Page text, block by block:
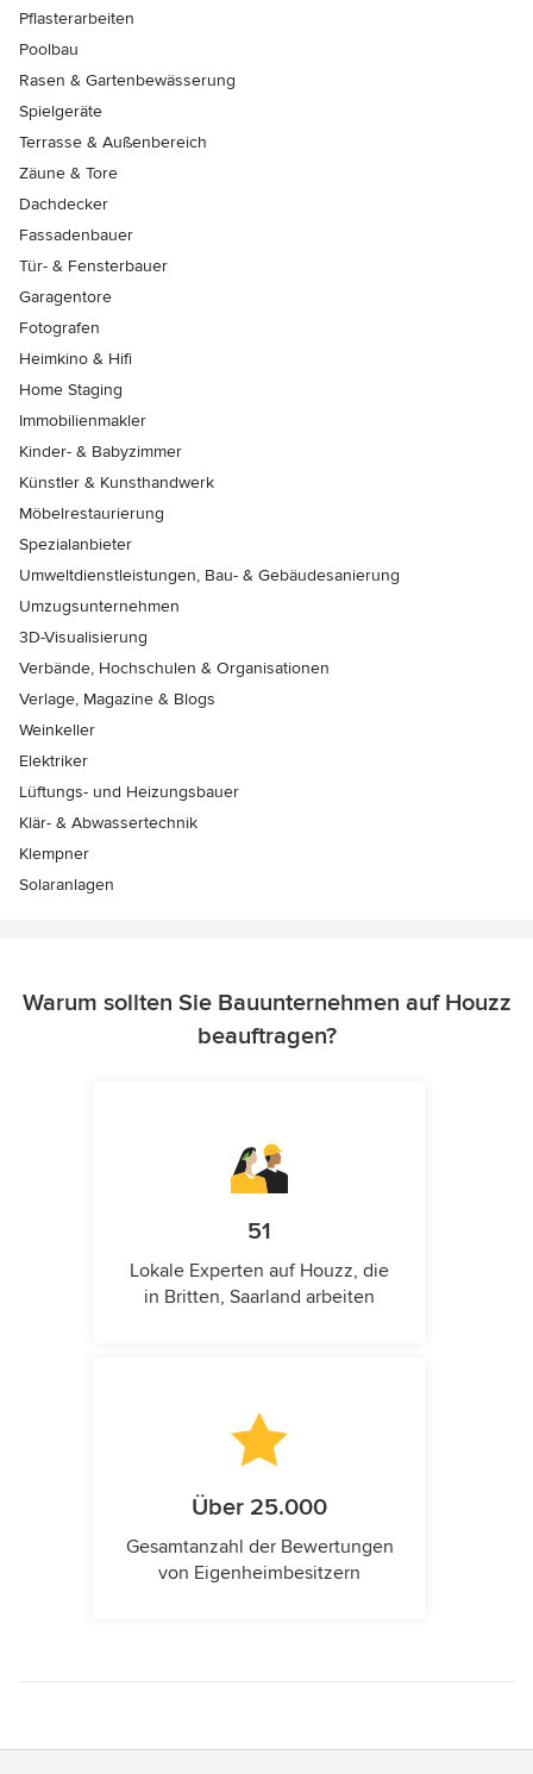
Pflasterarbeiten
Poolbau
Rasen & Gartenbewässerung
Spielgeräte
Terrasse & Außenbereich
Zäune & Tore
Dachdecker
Fassadenbauer
Tür- & Fensterbauer
Garagentore
Fotografen
Heimkino & Hifi
Home Staging
Immobilienmakler
Kinder- & Babyzimmer
Künstler & Kunsthandwerk
Möbelrestaurierung
Spezialanbieter
Umweltdienstleistungen, Bau- & Gebäudesanierung
Umzugsunternehmen
3D-Visualisierung
Verbände, Hochschulen & Organisationen
Verlage, Magazine & Blogs
Weinkeller
Elektriker
Lüftungs- und Heizungsbauer
Klär- & Abwassertechnik
Klempner
Solaranlagen
Warum sollten Sie Bauunternehmen auf Houzz
beauftragen?
51
Lokale Experten auf Houzz, die
in Britten, Saarland arbeiten
Über 25.000
Gesamtanzahl der Bewertungen
von Eigenheimbesitzern